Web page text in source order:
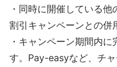
・同時に開催している
割引キャンペーンとの併
・キャンペーン期間内
す。Pay-easyなど、チ